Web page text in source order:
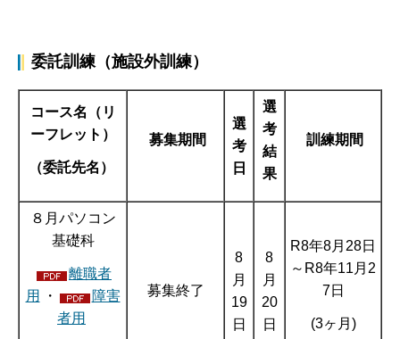
委託訓練（施設外訓練）
コース名（リ
ーフレット）
（委託先名）
募集期間
選
考
日
選
考
結
果
訓練期間
８月パソコン
基礎科
離職者
用
・
障害
者用
募集終了
8
月
19
日
8
月
20
日
R8年8月28日
～R8年11月2
7日
(3ヶ月)